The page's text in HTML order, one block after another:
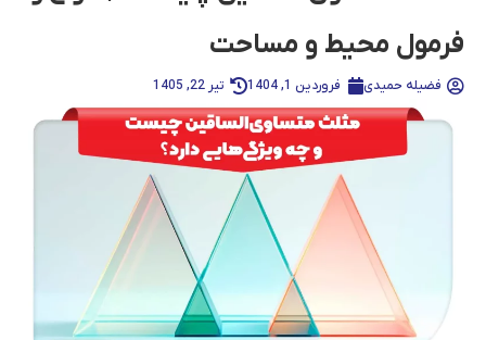
فرمول محیط و مساحت
فضیله حمیدی فروردین 1, 1404 تیر 22, 1405